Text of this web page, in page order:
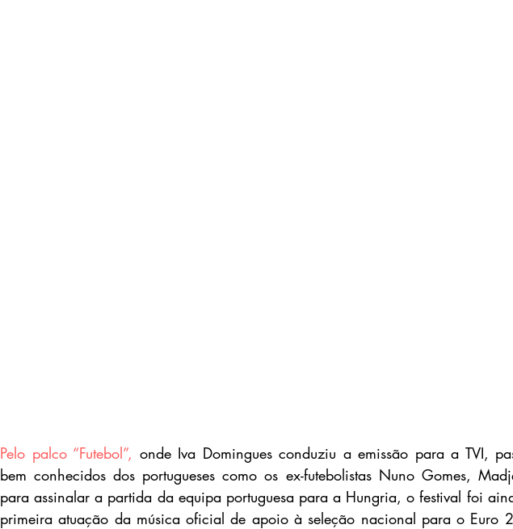
Pelo palco “Futebol”, onde Iva Domingues conduziu a emissão para a TVI,
bem conhecidos dos portugueses como os ex-futebolistas Nuno Gomes,
para assinalar a partida da equipa portuguesa para a Hungria, o festival foi
primeira atuação da música oficial de apoio à seleção nacional para o Euro